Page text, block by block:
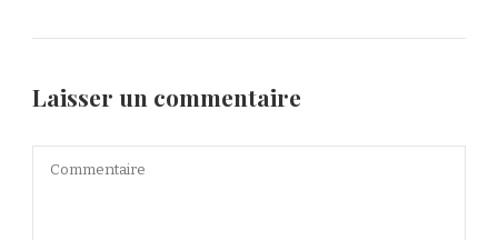
Laisser un commentaire